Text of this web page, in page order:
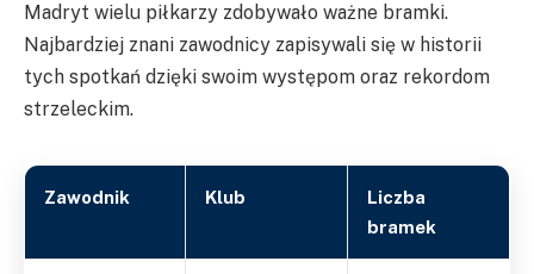
Madryt wielu piłkarzy zdobywało ważne bramki.
Najbardziej znani zawodnicy zapisywali się w historii
tych spotkań dzięki swoim występom oraz rekordom
strzeleckim.
Zawodnik Klub
Liczba
bramek